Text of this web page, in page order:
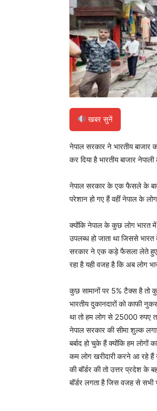
खबर सुनें
नेपाल सरकार ने भारतीय बाजार
कर दिया है भारतीय बाजार
नेपाल सरकार के एक फैसले के
परेशान हो गए हैं वहीं नेपाल के
क्योंकि नेपाल के कुछ लोग भारत
उपलब्ध हो जाता था जिससे
सरकार ने एक कड़े फैसला लेते हुए
रहा है यही वजह है कि अब लोग
कुछ सामानों पर 5% टैक्स है तो
भारतीय दुकानदारों को काफी
था तो हम लोग से 25000 रुपए
नेपाल सरकार की सीमा शुल्क
बर्बाद हो चुके हैं क्योंकि हम
कम लोग खरीदारी करने आ रहे हैं
की बॉर्डर की तो उत्तर प्रदेश के
बॉर्डर लगता है जिस वजह से